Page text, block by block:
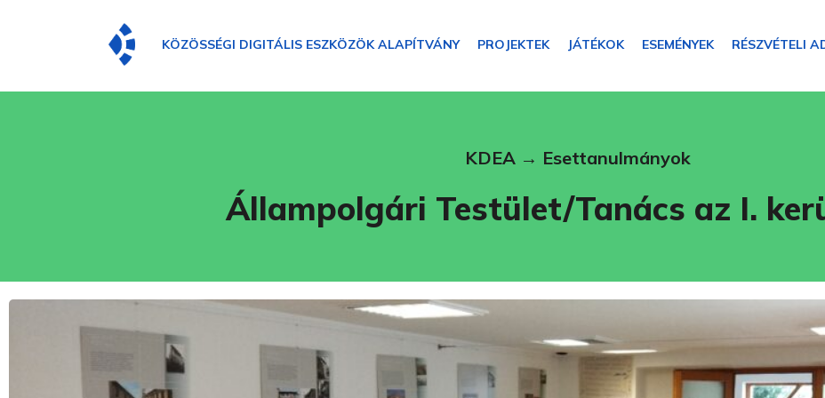
KÖZÖSSÉGI DIGITÁLIS ESZKÖZÖK ALAPÍTVÁNY PROJEKTEK JÁTÉKOK ESEMÉNYEK RÉSZVÉTELI
KDEA → Esettanulmányok
Állampolgári Testület/Tanács az I.